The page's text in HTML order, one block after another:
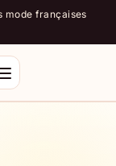
mode françaises